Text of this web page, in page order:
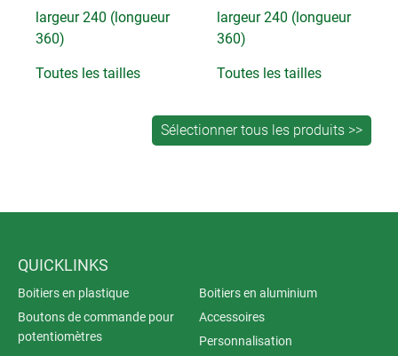
largeur 240 (longueur
360)
Toutes les tailles
largeur 240 (longueur
360)
Toutes les tailles
QUICKLINKS
Boitiers en plastique
Boitiers en aluminium
Boutons de commande pour
potentiomètres
Accessoires
Personnalisation